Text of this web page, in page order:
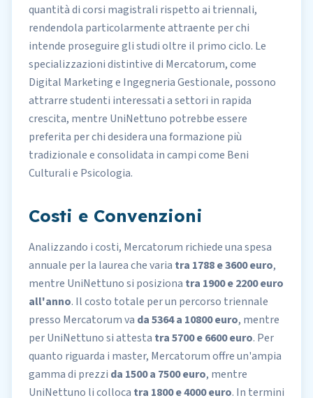
quantità di corsi magistrali rispetto ai triennali,
rendendola particolarmente attraente per chi
intende proseguire gli studi oltre il primo ciclo. Le
specializzazioni distintive di Mercatorum, come
Digital Marketing e Ingegneria Gestionale, possono
attrarre studenti interessati a settori in rapida
crescita, mentre UniNettuno potrebbe essere
preferita per chi desidera una formazione più
tradizionale e consolidata in campi come Beni
Culturali e Psicologia.
Costi e Convenzioni
Analizzando icosti, Mercatorum richiede una spesa
annuale per la laurea che varia tra 1788 e 3600 euro,
mentre UniNettuno si posiziona tra 1900 e 2200 euro
all'anno. Il costo totale per un percorso triennale
presso Mercatorum va da 5364 a 10800 euro, mentre
per UniNettuno si attesta tra 5700 e 6600 euro. Per
quanto riguarda i master, Mercatorum offre un'ampia
gamma di prezzi da 1500 a 7500 euro, mentre
UniNettuno li colloca tra 1800 e 4000 euro. In termini